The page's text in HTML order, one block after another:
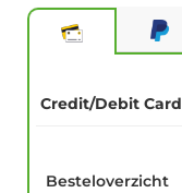
Credit/Debit Card
Besteloverzicht